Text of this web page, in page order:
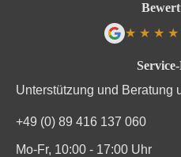
Unterstützung und Beratung
+49 (0) 89 416 137 060
Mo-Fr, 10:00 - 17:00 Uhr
★ ★ ★ ★